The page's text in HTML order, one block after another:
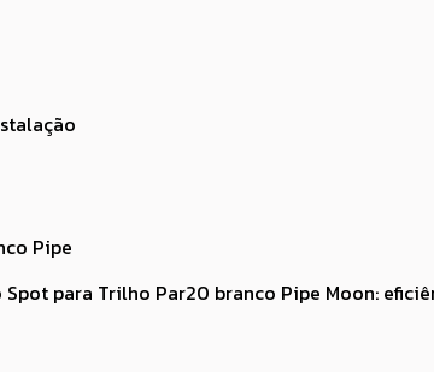
Pipe
para Trilho Par20 branco Pipe Moon: